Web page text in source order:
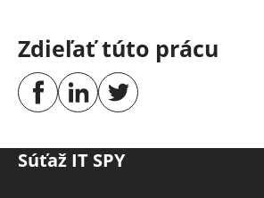
Zdieľať túto prácu
Súťaž IT SPY